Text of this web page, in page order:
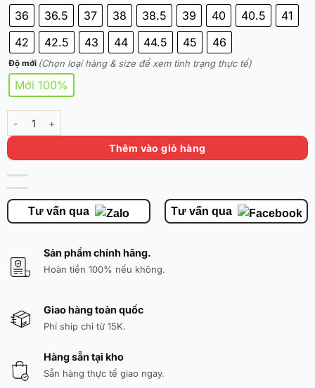
36 36.5 37 38 38.5 39 40 40.5
41
42
42.5 43 44 44.5 45 46
Độ mới (Chọn loại hàng & size để xem tình trạng thực tế)
Mới 100%
Nike JA 1 EP 'White Black' DR8786-101 chính hãng số lượng
Thêm vào giỏ hàng
Tư vấn qua Tư vấn qua
Sản phẩm chính hãng.
Hoàn tiền 100% nếu không.
Giao hàng toàn quốc
Phí ship chỉ từ 15K.
Hàng sẵn tại kho
Sẵn hàng thực tế giao ngay.